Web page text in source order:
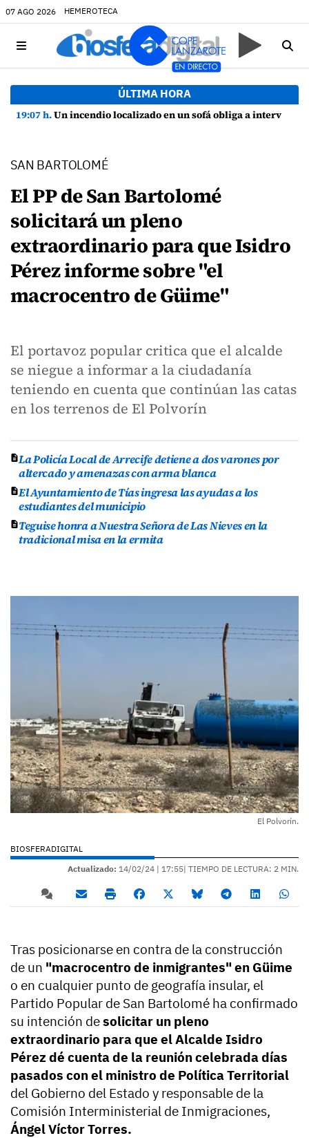
07 AGO 2026 HEMEROTECA
ÚLTIMA HORA
19:07 h.Un incendio localizado en un sofá obliga a intervenir en una vivienda de Playa Honda
SAN BARTOLOMÉ
El PP de San Bartolomé
solicitará un pleno
extraordinario para que Isidro
Pérez informe sobre "el
macrocentro de Güime"
El portavoz popular critica que el alcalde
se niegue a informar a la ciudadanía
teniendo en cuenta que continúan las catas
en los terrenos de El Polvorín
La Policía Local de Arrecife detiene a dos varones por
altercado y amenazas con arma blanca
El Ayuntamiento de Tías ingresa las ayudas a los
estudiantes del municipio
Teguise honra a Nuestra Señora de Las Nieves en la
tradicional misa en la ermita
El Polvorín.
BIOSFERADIGITAL
Actualizado: 14/02/24 | 17:55| TIEMPO DE LECTURA: 2 MIN.
Tras posicionarse en contra de la construcción
de un "macrocentro de inmigrantes" en Güime
o en cualquier punto de geografía insular, el
Partido Popular de San Bartolomé ha confirmado
su intención desolicitar un pleno
extraordinario para que el Alcalde Isidro
Pérez dé cuenta de la reunión celebrada días
pasados con el ministro de Política Territorial
del Gobierno del Estado y responsable de la
Comisión Interministerial de Inmigraciones,
Ángel Víctor Torres.